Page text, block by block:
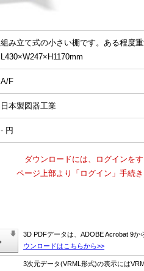
組み立て式の小さい棚です。ある程度
L430×W247×H1170mm
A/F
日本製図器工業
- 円
ダウンロードには、ログインを
ページ上部より「ログイン」手続
3D PDFデータは、ADOBE Acrobat 9
ウンロードはこちらから>>
3次元データ(VRML形式)の表示には